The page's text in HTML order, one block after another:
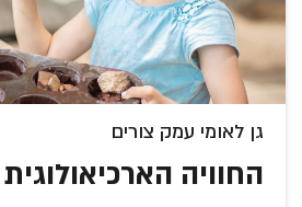
גן לאומי עמק צורים
החוויה